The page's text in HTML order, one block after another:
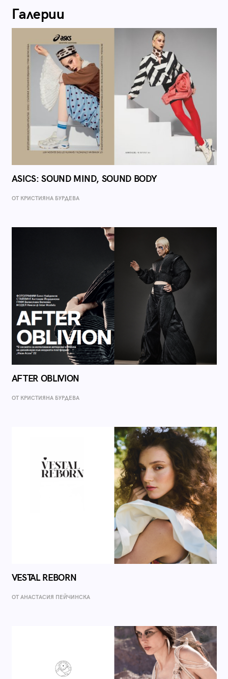
Галерии
ASICS: SOUND MIND, SOUND BODY
ОТ КРИСТИЯНА БУРДЕВА
AFTER OBLIVION
ОТ КРИСТИЯНА БУРДЕВА
VESTAL REBORN
ОТ AНАСТАСИЯ ПЕЙЧИНСКА